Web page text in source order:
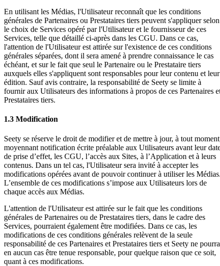
En utilisant les Médias, l'Utilisateur reconnaît que les conditions
générales de Partenaires ou Prestataires tiers peuvent s'appliquer selon
le choix de Services opéré par l'Utilisateur et le fournisseur de ces
Services, telle que détaillé ci-après dans les CGU. Dans ce cas,
l'attention de l'Utilisateur est attirée sur l'existence de ces conditions
générales séparées, dont il sera amené à prendre connaissance le cas
échéant, et sur le fait que seul le Partenaire ou le Prestataire tiers
auxquels elles s'appliquent sont responsables pour leur contenu et leur
édition. Sauf avis contraire, la responsabilité de Seety se limite à
fournir aux Utilisateurs des informations à propos de ces Partenaires
Prestataires tiers.
1.3 Modification
Seety se réserve le droit de modifier et de mettre à jour, à tout
moyennant notification écrite préalable aux Utilisateurs avant leur
de prise d’effet, les CGU, l’accès aux Sites, à l’Application et à leurs
contenus. Dans un tel cas, l'Utilisateur sera invité à accepter les
modifications opérées avant de pouvoir continuer à utiliser les
L’ensemble de ces modifications s’impose aux Utilisateurs lors de
chaque accès aux Médias.
L'attention de l'Utilisateur est attirée sur le fait que les conditions
générales de Partenaires ou de Prestataires tiers, dans le cadre des
Services, pourraient également être modifiées. Dans ce cas, les
modifications de ces conditions générales relèvent de la seule
responsabilité de ces Partenaires et Prestataires tiers et Seety ne pourra
en aucun cas être tenue responsable, pour quelque raison que ce soit,
quant à ces modifications.